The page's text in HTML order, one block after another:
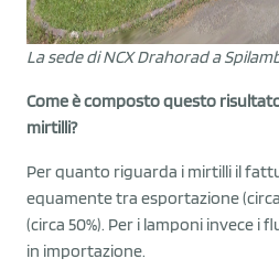
La sede di NCX Drahorad a
Come è composto questo
mirtilli?
Per quanto riguarda i mirtilli il
equamente tra esportazione
(circa 50%). Per i lamponi invece i
in importazione.